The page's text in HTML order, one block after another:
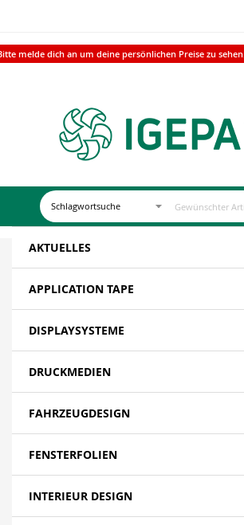
melde dich an um deine persönlichen Preise zu sehen.
AKTUELLES
APPLICATION TAPE
DISPLAYSYSTEME
DRUCKMEDIEN
FAHRZEUGDESIGN
FENSTERFOLIEN
INTERIEUR DESIGN